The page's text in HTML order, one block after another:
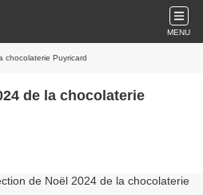
MENU
chocolaterie Puyricard
de la chocolaterie